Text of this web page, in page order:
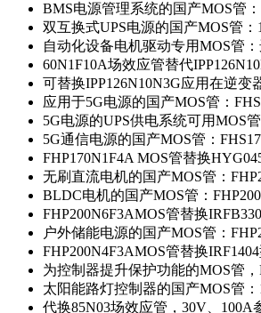
BMS电源管理系统的国产MOS管
双互换式UPS电源的国产MOS管：
自动化设备电机驱动专用MOS管
60N1F10A场效应管替代
可替换IPP126N10N3G应用在逆变
应用于5G电源的国产MOS管：
5G电源的UPS供电系统可用MOS
5G通信电源的国产MOS管：
FHP170N1F4A MOS管替换
无刷直流电机的国产MOS管：
BLDC电机的国产MOS管：
FHP200N6F3AMOS管替换
户外储能电源的国产MOS管：
FHP200N4F3AMOS管替换
为控制器提升保护功能的MOS管，
太阳能路灯控制器的国产MOS管
代换85N03场效应管，30V、100A